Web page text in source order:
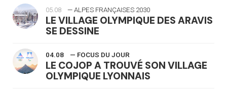
05.08 — ALPES FRANÇAISES 2030
LE VILLAGE OLYMPIQUE DES ARAVIS
SE DESSINE
04.08 — FOCUS DU JOUR
LE COJOP A TROUVÉ SON VILLAGE
OLYMPIQUE LYONNAIS